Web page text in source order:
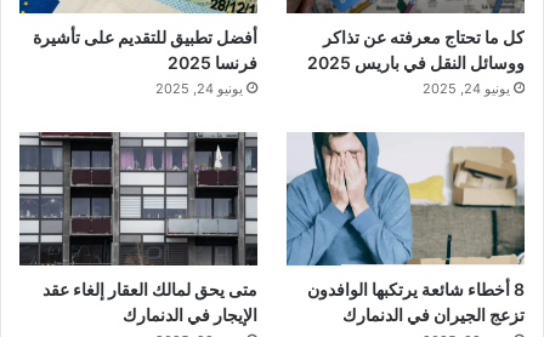
كل ما تحتاج معرفته عن تذاكر
ووسائل النقل في باريس 2025
يونيو 24, 2025
أفضل تطبيق للتقديم على تأشيرة
فرنسا 2025
يونيو 24, 2025
8 أخطاء شائعة يرتكبها الوافدون
تزعج الجيران في الدنمارك
متى يحق لمالك العقار إلغاء عقد
الإيجار في الدنمارك